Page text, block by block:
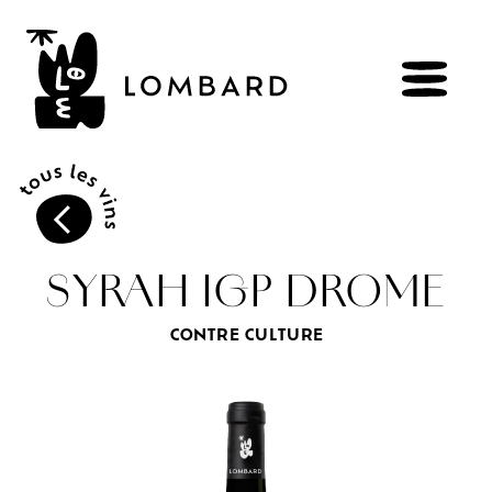
Explorer les
& Rhône
culture
Gammes
SYRAH IGP DROME
CONTRE CULTURE